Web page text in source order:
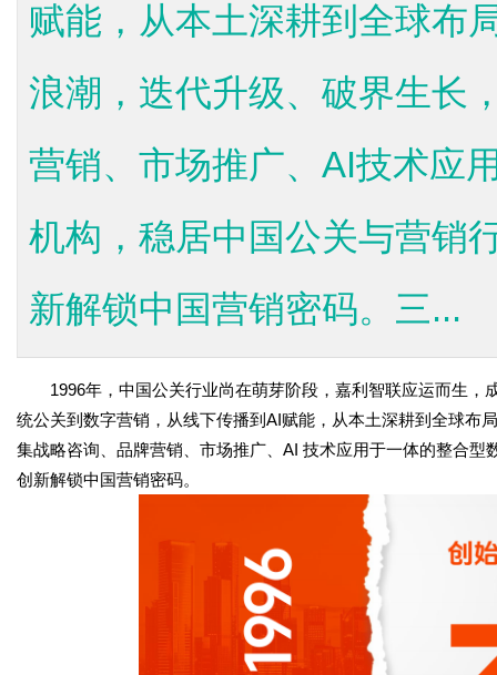
赋能，从本土深耕到全球布
浪潮，迭代升级、破界生长
营销、市场推广、AI技术应
机构，稳居中国公关与营销
新解锁中国营销密码。三...
1996年，中国公关行业尚在萌芽阶段，嘉利智联应运而生，
统公关到数字营销，从线下传播到AI赋能，从本土深耕到全球布
集战略咨询、品牌营销、市场推广、AI 技术应用于一体的整合
创新解锁中国营销密码。